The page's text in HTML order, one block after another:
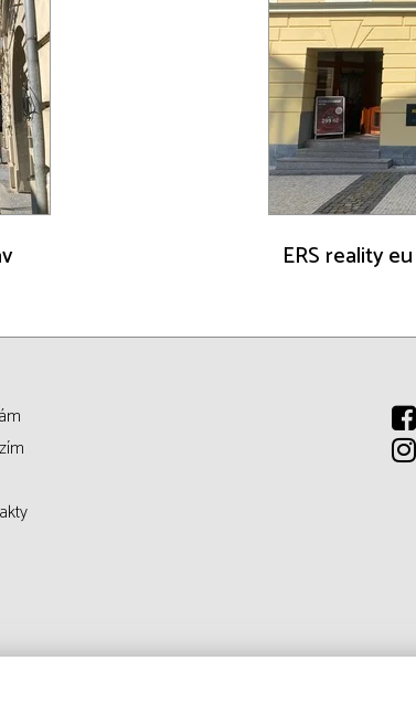
ERS reality